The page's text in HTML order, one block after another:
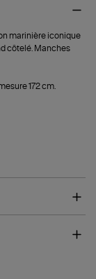
marinière iconique
côtelé. Manches
172 cm.